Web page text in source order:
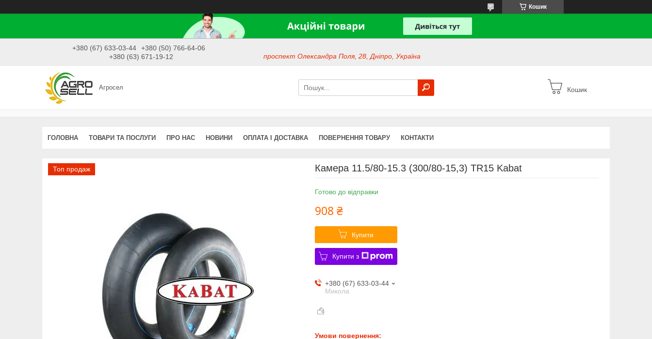
Кошик
+380 (67) 633-03-44
+380 (50) 766-64-06
+380 (63) 671-19-12
проспект Олександра Поля, 28, Дніпро, Україна
Агросел Кошик
ГОЛОВНА ТОВАРИ ТА ПОСЛУГИ ПРО НАС НОВИНИ ОПЛАТА І ДОСТАВКА ПОВЕРНЕННЯ ТОВАРУ КОНТАКТИ
Топ продаж Камера 11.5/80-15.3 (300/80-15,3) TR15 Kabat
Готово до відправки
908 ₴
Купити
Купити з
+380 (67) 633-03-44
Микола